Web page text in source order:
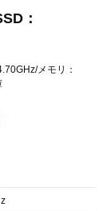
：
メモリ：